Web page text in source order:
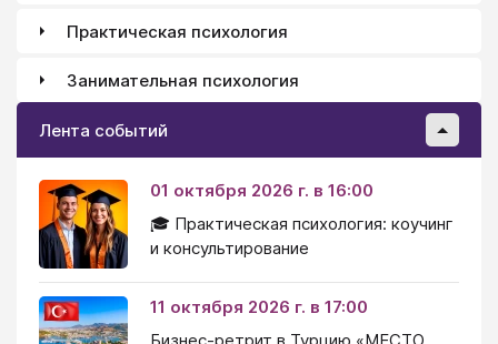
Практическая психология
Занимательная психология
Лента событий
01 октября 2026 г. в 16:00
🎓 Практическая психология: коучинг
и консультирование
11 октября 2026 г. в 17:00